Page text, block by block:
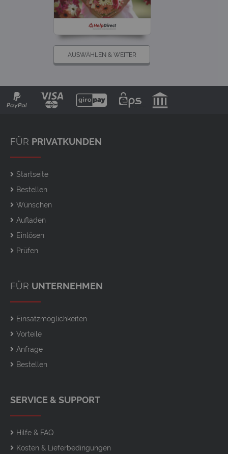
AUSWÄHLEN & WEITER
FÜR PRIVATKUNDEN
Startseite
Bestellen
Wünschen
Aufladen
Einlösen
Prüfen
FÜR UNTERNEHMEN
Einsatzmöglichkeiten
Vorteile
Anfrage
Bestellen
SERVICE & SUPPORT
Hilfe & FAQ
Kosten & Lieferbedingungen